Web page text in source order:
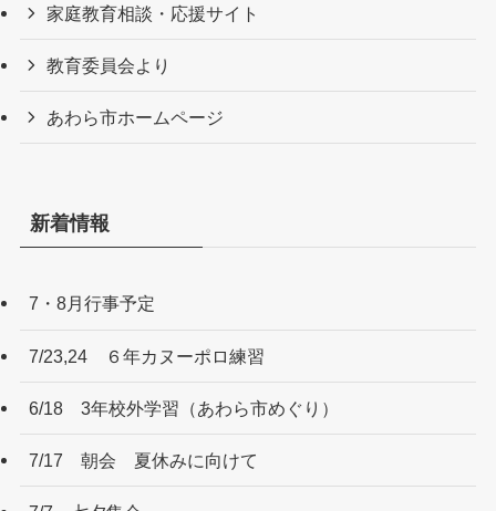
家庭教育相談・応援サイト
教育委員会より
あわら市ホームページ
新着情報
7・8月行事予定
7/23,24 ６年カヌーポロ練習
6/18 3年校外学習（あわら市めぐり）
7/17 朝会 夏休みに向けて